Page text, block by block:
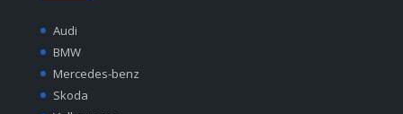
Audi
BMW
Mercedes-benz
Skoda